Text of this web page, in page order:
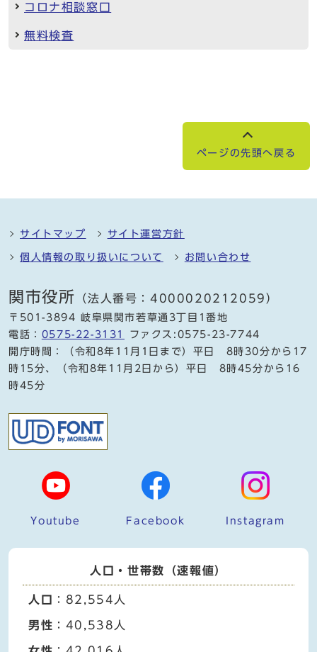
コロナ相談窓口
無料検査
ページの先頭へ戻る
サイトマップ サイト運営方針
個人情報の取り扱いについて お問い合わせ
関市役所 （法人番号：4000020212059）
〒501-3894 岐阜県関市若草通3丁目1番地
電話： 0575-22-3131
ファクス:0575-23-7744
開庁時間：（令和8年11月1日まで）平日 8時30分から17
時15分、（令和8年11月2日から）平日 8時45分から16
時45分
Youtube Facebook Instagram
人口・世帯数（速報値）
人口 ：82,554人
男性 ：40,538人